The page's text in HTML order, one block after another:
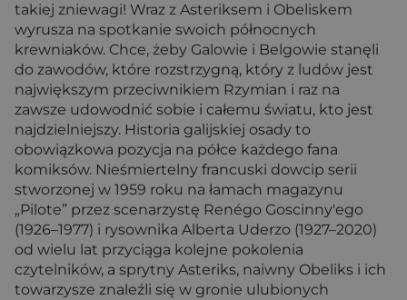
takiej zniewagi! Wraz z Asteriksem i Obeliskem
wyrusza na spotkanie swoich północnych
krewniaków. Chce, żeby Galowie i Belgowie stanęli
do zawodów, które rozstrzygną, który z ludów jest
największym przeciwnikiem Rzymian i raz na
zawsze udowodnić sobie i całemu światu, kto jest
najdzielniejszy. Historia galijskiej osady to
obowiązkowa pozycja na półce każdego fana
komiksów. Nieśmiertelny francuski dowcip serii
stworzonej w 1959 roku na łamach magazynu
„Pilote” przez scenarzystę Renégo Goscinny'ego
(1926–1977) i rysownika Alberta Uderzo (1927–2020)
od wielu lat przyciąga kolejne pokolenia
czytelników, a sprytny Asteriks, naiwny Obeliks i ich
towarzysze znaleźli się w gronie ulubionych